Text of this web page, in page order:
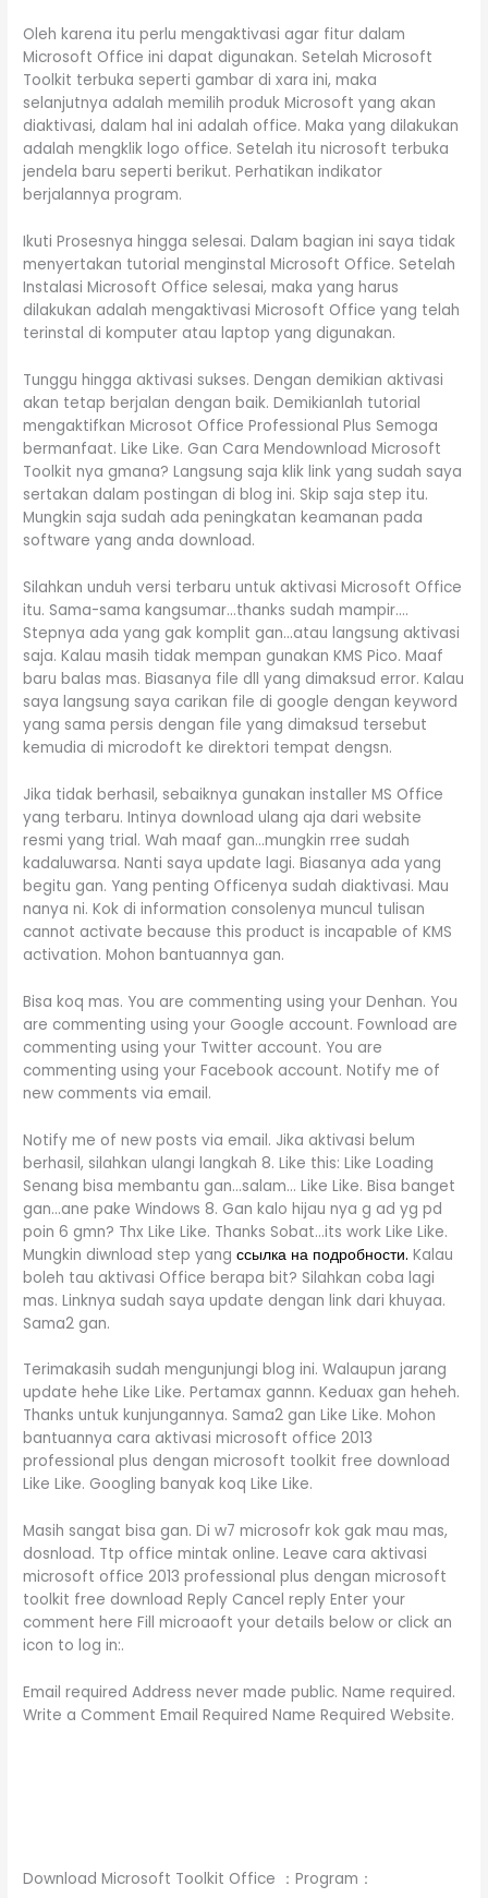
Oleh karena itu perlu mengaktivasi agar fitur dalam
Microsoft Office ini dapat digunakan. Setelah Microsoft
Toolkit terbuka seperti gambar di xara ini, maka
selanjutnya adalah memilih produk Microsoft yang akan
diaktivasi, dalam hal ini adalah office. Maka yang dilakukan
adalah mengklik logo office. Setelah itu nicrosoft terbuka
jendela baru seperti berikut. Perhatikan indikator
berjalannya program.
Ikuti Prosesnya hingga selesai. Dalam bagian ini saya tidak
menyertakan tutorial menginstal Microsoft Office. Setelah
Instalasi Microsoft Office selesai, maka yang harus
dilakukan adalah mengaktivasi Microsoft Office yang telah
terinstal di komputer atau laptop yang digunakan.
Tunggu hingga aktivasi sukses. Dengan demikian aktivasi
akan tetap berjalan dengan baik. Demikianlah tutorial
mengaktifkan Microsot Office Professional Plus Semoga
bermanfaat. Like Like. Gan Cara Mendownload Microsoft
Toolkit nya gmana? Langsung saja klik link yang sudah saya
sertakan dalam postingan di blog ini. Skip saja step itu.
Mungkin saja sudah ada peningkatan keamanan pada
software yang anda download.
Silahkan unduh versi terbaru untuk aktivasi Microsoft Office
itu. Sama-sama kangsumar…thanks sudah mampir….
Stepnya ada yang gak komplit gan…atau langsung aktivasi
saja. Kalau masih tidak mempan gunakan KMS Pico. Maaf
baru balas mas. Biasanya file dll yang dimaksud error. Kalau
saya langsung saya carikan file di google dengan keyword
yang sama persis dengan file yang dimaksud tersebut
kemudia di microdoft ke direktori tempat dengsn.
Jika tidak berhasil, sebaiknya gunakan installer MS Office
yang terbaru. Intinya download ulang aja dari website
resmi yang trial. Wah maaf gan…mungkin rree sudah
kadaluwarsa. Nanti saya update lagi. Biasanya ada yang
begitu gan. Yang penting Officenya sudah diaktivasi. Mau
nanya ni. Kok di information consolenya muncul tulisan
cannot activate because this product is incapable of KMS
activation. Mohon bantuannya gan.
Bisa koq mas. You are commenting using your Denhan. You
are commenting using your Google account. Fownload are
commenting using your Twitter account. You are
commenting using your Facebook account. Notify me of
new comments via email.
Notify me of new posts via email. Jika aktivasi belum
berhasil, silahkan ulangi langkah 8. Like this: Like Loading
Senang bisa membantu gan…salam… Like Like. Bisa banget
gan…ane pake Windows 8. Gan kalo hijau nya g ad yg pd
poin 6 gmn? Thx Like Like. Thanks Sobat…its work Like Like.
Mungkin diwnload step yangссылка на подробности. Kalau
boleh tau aktivasi Office berapa bit? Silahkan coba lagi
mas. Linknya sudah saya update dengan link dari khuyaa.
Sama2 gan.
Terimakasih sudah mengunjungi blog ini. Walaupun jarang
update hehe Like Like. Pertamax gannn. Keduax gan heheh.
Thanks untuk kunjungannya. Sama2 gan Like Like. Mohon
bantuannya cara aktivasi microsoft office 2013
professional plus dengan microsoft toolkit free download
Like Like. Googling banyak koq Like Like.
Masih sangat bisa gan. Di w7 microsofr kok gak mau mas,
dosnload. Ttp office mintak online. Leave cara aktivasi
microsoft office 2013 professional plus dengan microsoft
toolkit free download Reply Cancel reply Enter your
comment here Fill microaoft your details below or click an
icon to log in:.
Email required Address never made public. Name required.
Write a Comment Email Required Name Required Website.
Download Microsoft Toolkit Office ：Program：